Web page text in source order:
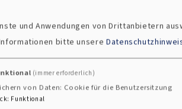
Kreuzkirche Hof, Joditz,
Westerhoff (Geschäftsführende
und Anwendungen von Drittanbietern
bitte unsere
(immer erforderlich)
von Daten: Cookie für die Benutzersitzung
: Funktional